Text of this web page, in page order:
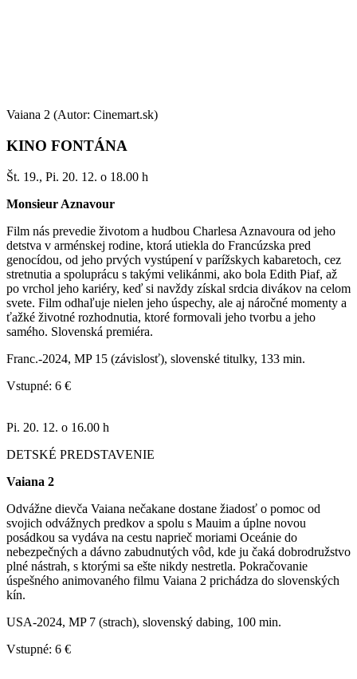
Vaiana 2 (Autor: Cinemart.sk)
KINO FONTÁNA
Št. 19., Pi. 20. 12. o 18.00 h
Monsieur Aznavour
Film nás prevedie životom a hudbou Charlesa Aznavoura od jeho
detstva v arménskej rodine, ktorá utiekla do Francúzska pred
genocídou, od jeho prvých vystúpení v parížskych kabaretoch, cez
stretnutia a spoluprácu s takými velikánmi, ako bola Edith Piaf, až
po vrchol jeho kariéry, keď si navždy získal srdcia divákov na celom
svete. Film odhaľuje nielen jeho úspechy, ale aj náročné momenty a
ťažké životné rozhodnutia, ktoré formovali jeho tvorbu a jeho
samého. Slovenská premiéra.
Franc.-2024, MP 15 (závislosť), slovenské titulky, 133 min.
Vstupné: 6 €
Pi. 20. 12. o 16.00 h
DETSKÉ PREDSTAVENIE
Vaiana 2
Odvážne dievča Vaiana nečakane dostane žiadosť o pomoc od
svojich odvážnych predkov a spolu s Mauim a úplne novou
posádkou sa vydáva na cestu naprieč moriami Oceánie do
nebezpečných a dávno zabudnutých vôd, kde ju čaká dobrodružstvo
plné nástrah, s ktorými sa ešte nikdy nestretla. Pokračovanie
úspešného animovaného filmu Vaiana 2 prichádza do slovenských
kín.
USA-2024, MP 7 (strach), slovenský dabing, 100 min.
Vstupné: 6 €